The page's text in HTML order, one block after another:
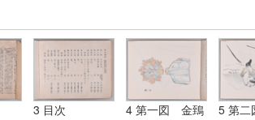
3 目次
4 第一図 金鵄
5 第